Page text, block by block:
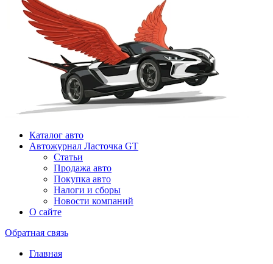
Каталог авто
Автожурнал Ласточка GT
Статьи
Продажа авто
Покупка авто
Налоги и сборы
Новости компаний
О сайте
Обратная связь
Главная